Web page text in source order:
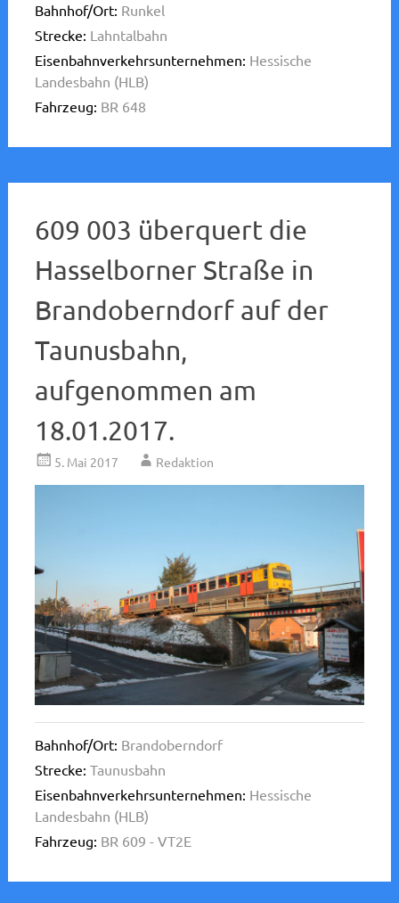
Bahnhof/Ort: Runkel
Strecke: Lahntalbahn
Eisenbahnverkehrsunternehmen: Hessische
Landesbahn (HLB)
Fahrzeug: BR 648
609 003 überquert die
Hasselborner Straße in
Brandoberndorf auf der
Taunusbahn,
aufgenommen am
18.01.2017.
5. Mai 2017 Redaktion
Bahnhof/Ort: Brandoberndorf
Strecke: Taunusbahn
Eisenbahnverkehrsunternehmen: Hessische
Landesbahn (HLB)
Fahrzeug: BR 609 - VT2E